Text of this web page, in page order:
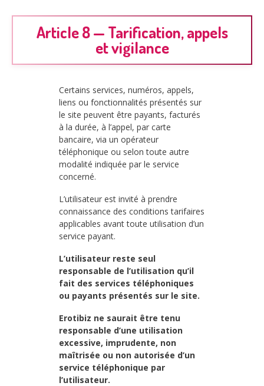
Article 8 — Tarification, appels
et vigilance
Certains services, numéros, appels,
liens ou fonctionnalités présentés sur
le site peuvent être payants, facturés
à la durée, à l’appel, par carte
bancaire, via un opérateur
téléphonique ou selon toute autre
modalité indiquée par le service
concerné.
L’utilisateur est invité à prendre
connaissance des conditions tarifaires
applicables avant toute utilisation d’un
service payant.
L’utilisateur reste seul
responsable de l’utilisation qu’il
fait des services téléphoniques
ou payants présentés sur le site.
Erotibiz ne saurait être tenu
responsable d’une utilisation
excessive, imprudente, non
maîtrisée ou non autorisée d’un
service téléphonique par
l’utilisateur.